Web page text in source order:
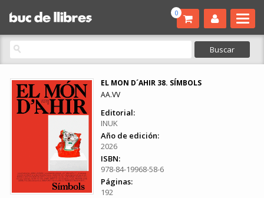
0
EL MON D´AHIR 38. SÍMBOLS
AA.VV
Editorial:
INUK
Año de edición:
2026
ISBN:
978-84-19968-58-6
Páginas:
192